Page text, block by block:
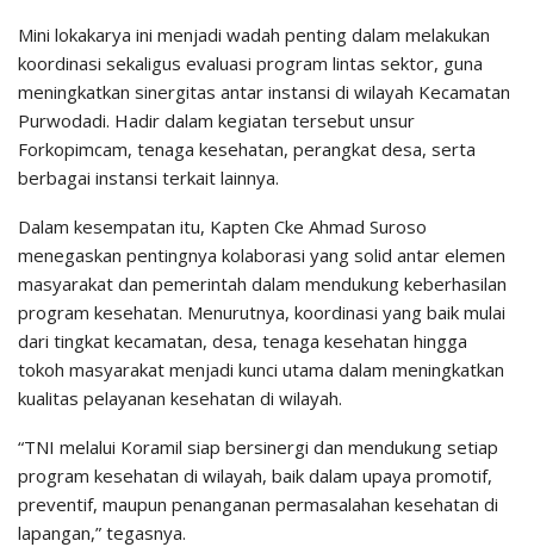
Mini lokakarya ini menjadi wadah penting dalam melakukan
koordinasi sekaligus evaluasi program lintas sektor, guna
meningkatkan sinergitas antar instansi di wilayah Kecamatan
Purwodadi. Hadir dalam kegiatan tersebut unsur
Forkopimcam, tenaga kesehatan, perangkat desa, serta
berbagai instansi terkait lainnya.
Dalam kesempatan itu, Kapten Cke Ahmad Suroso
menegaskan pentingnya kolaborasi yang solid antar elemen
masyarakat dan pemerintah dalam mendukung keberhasilan
program kesehatan. Menurutnya, koordinasi yang baik mulai
dari tingkat kecamatan, desa, tenaga kesehatan hingga
tokoh masyarakat menjadi kunci utama dalam meningkatkan
kualitas pelayanan kesehatan di wilayah.
“TNI melalui Koramil siap bersinergi dan mendukung setiap
program kesehatan di wilayah, baik dalam upaya promotif,
preventif, maupun penanganan permasalahan kesehatan di
lapangan,” tegasnya.